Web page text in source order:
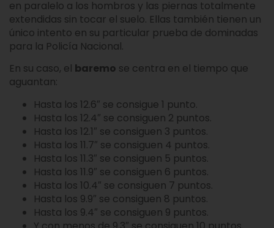
en paralelo a los hombros y las piernas totalmente
extendidas sin tocar el suelo. Ellas también tienen un
único intento en su particular prueba de dominadas
para la Policía Nacional.
En su caso, el baremo se centra en el tiempo que
aguantan:
Hasta los 12.6″ se consigue 1 punto.
Hasta los 12.4″ se consiguen 2 puntos.
Hasta los 12.1″ se consiguen 3 puntos.
Hasta los 11.7″ se consiguen 4 puntos.
Hasta los 11.3″ se consiguen 5 puntos.
Hasta los 11.9″ se consiguen 6 puntos.
Hasta los 10.4″ se consiguen 7 puntos.
Hasta los 9.9″ se consiguen 8 puntos.
Hasta los 9.4″ se consiguen 9 puntos.